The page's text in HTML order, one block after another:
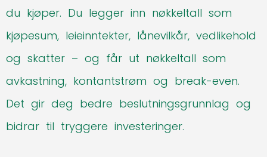
du kjøper. Du legger inn nøkkeltall som
kjøpesum, leieinntekter, lånevilkår, vedlikehold
og skatter – og får ut nøkkeltall som
avkastning, kontantstrøm og break-even.
Det gir deg bedre beslutningsgrunnlag og
bidrar til tryggere investeringer.